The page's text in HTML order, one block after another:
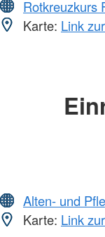
Rotkreuzkurs
Karte: Link
Alten- und
Karte: Link